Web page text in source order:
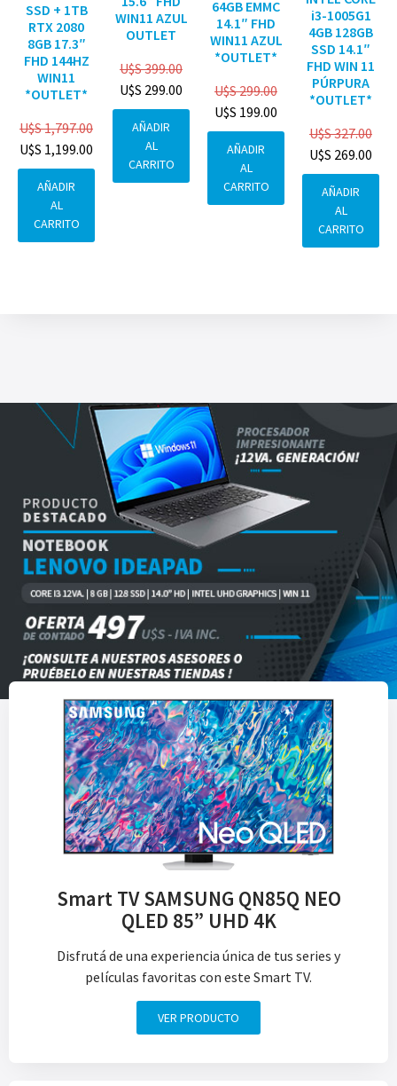
SSD + 1TB
RTX 2080
8GB 17.3″
FHD 144HZ
WIN11
*OUTLET*
U$S1,797.00
U$S 1,199.00
AÑADIR
AL
CARRITO
WIN11 AZUL
OUTLET
U$S399.00
U$S 299.00
AÑADIR
AL
CARRITO
64GB EMMC
14.1″ FHD
WIN11 AZUL
*OUTLET*
U$S299.00
U$S 199.00
AÑADIR
AL
CARRITO
i3-1005G1
4GB 128GB
SSD 14.1″
FHD WIN 11
PÚRPURA
*OUTLET*
U$S327.00
U$S 269.00
AÑADIR
AL
CARRITO
Smart TV SAMSUNG QN85Q NEO
QLED 85” UHD 4K
Disfrutá de una experiencia única de tus series y
películas favoritas con este Smart TV.
VER PRODUCTO